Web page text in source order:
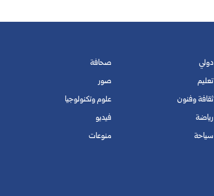
دولي
تعليم
ثقافة وفنون
رياضة
سياحة
صحافة
صور
علوم وتكنولوجيا
فيديو
منوعات